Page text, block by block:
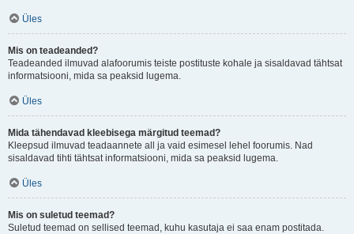
Üles
Mis on teadeanded?
Teadeanded ilmuvad alafoorumis teiste postituste kohale ja sisaldavad tähtsat
informatsiooni, mida sa peaksid lugema.
Üles
Mida tähendavad kleebisega märgitud teemad?
Kleepsud ilmuvad teadaannete all ja vaid esimesel lehel foorumis. Nad
sisaldavad tihti tähtsat informatsiooni, mida sa peaksid lugema.
Üles
Mis on suletud teemad?
Suletud teemad on sellised teemad, kuhu kasutaja ei saa enam postitada.